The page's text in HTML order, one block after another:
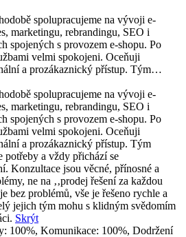
spolupracujeme na vývoji e-
marketingu, rebrandingu, SEO i
spojených s provozem e-shopu. Po
velmi spokojeni. Oceňuji
a prozákaznický přístup. Tým…
spolupracujeme na vývoji e-
marketingu, rebrandingu, SEO i
spojených s provozem e-shopu. Po
velmi spokojeni. Oceňuji
a prozákaznický přístup. Tým
potřeby a vždy přichází se
Konzultace jsou věcné, přínosné a
ne na ‚‚prodej řešení za každou
bez problémů, vše je řešeno rychle a
jejich tým mohu s klidným svědomím
Skrýt
100%, Komunikace: 100%, Dodržení